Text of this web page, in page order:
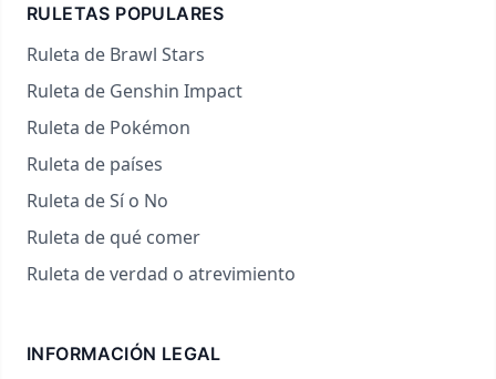
RULETAS POPULARES
Ruleta de Brawl Stars
Ruleta de Genshin Impact
Ruleta de Pokémon
Ruleta de países
Ruleta de Sí o No
Ruleta de qué comer
Ruleta de verdad o atrevimiento
INFORMACIÓN LEGAL